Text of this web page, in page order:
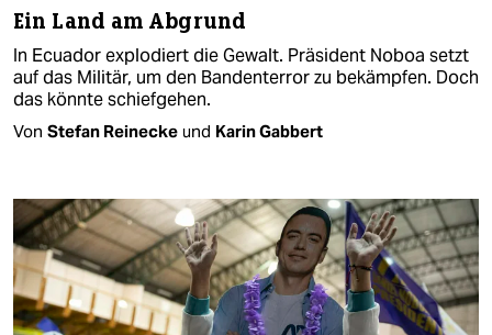
Ein Land am Abgrund
In Ecuador explodiert die Gewalt. Präsident Noboa setzt
auf das Militär, um den Bandenterror zu bekämpfen. Doch
das könnte schiefgehen.
Von Stefan Reinecke und Karin Gabbert